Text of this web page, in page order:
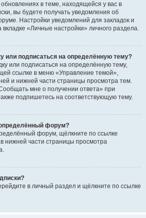
в теме, находящейся у вас в
вы будете получать уведомления об
Настройки уведомлений для закладок и
«Личные настройки» личного раздела.
или подписаться на определённую тему?
или подписаться на определённую тему,
ссылке в меню «Управление темой»,
и нижней части страницы просмотра тем.
мне о получении ответа» при
подпишетесь на соответствующую тему.
форум?
форум, щёлкните по ссылке
нижней части страницы просмотра
в личный раздел и щёлкните по ссылке